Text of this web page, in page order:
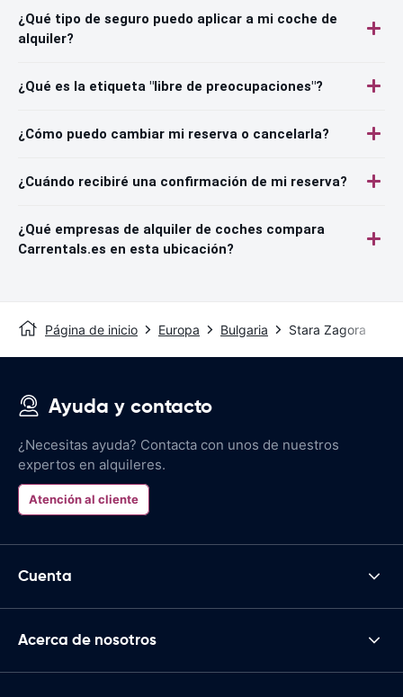
¿Qué tipo de seguro puedo aplicar a mi coche de
alquiler?
¿Qué es la etiqueta "libre de preocupaciones"?
¿Cómo puedo cambiar mi reserva o cancelarla?
¿Cuándo recibiré una confirmación de mi reserva?
¿Qué empresas de alquiler de coches compara
Carrentals.es en esta ubicación?
Página de inicio Europa Bulgaria Stara Zagora
Ayuda y contacto
¿Necesitas ayuda? Contacta con unos de nuestros
expertos en alquileres.
Atención al cliente
Cuenta
Acerca de nosotros